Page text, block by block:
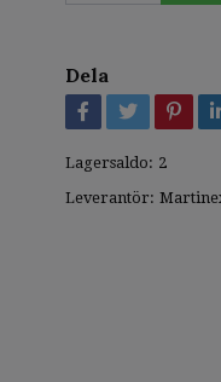
Dela
Lagersaldo: 2
Leverantör: